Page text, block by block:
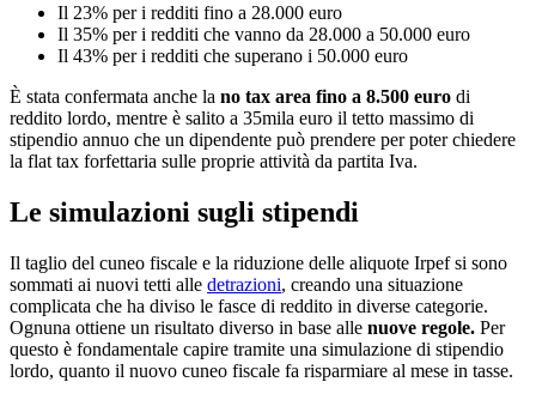
Il 23% per i redditi fino a 28.000 euro
Il 35% per i redditi che vanno da 28.000 a 50.000 euro
Il 43% per i redditi che superano i 50.000 euro
È stata confermata anche la no tax area fino a 8.500 euro di
reddito lordo, mentre è salito a 35mila euro il tetto massimo di
stipendio annuo che un dipendente può prendere per poter chiedere
la flat tax forfettaria sulle proprie attività da partita Iva.
Le simulazioni sugli stipendi
Il taglio del cuneo fiscale e la riduzione delle aliquote Irpef si sono
sommati ai nuovi tetti alle detrazioni, creando una situazione
complicata che ha diviso le fasce di reddito in diverse categorie.
Ognuna ottiene un risultato diverso in base alle nuove regole. Per
questo è fondamentale capire tramite una simulazione di stipendio
lordo, quanto il nuovo cuneo fiscale fa risparmiare al mese in tasse.